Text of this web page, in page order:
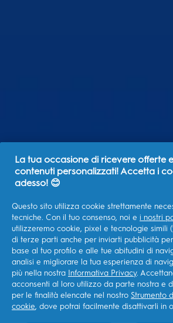
La tua occasione di ricevere offerte e
contenuti personalizzati! Accetta i
adesso! 😊
Questo sito utilizza cookie strettamente
tecniche. Con il tuo consenso, noi e i nostri
utilizzeremo cookie, pixel e tecnologie simili
di terze parti anche per inviarti pubblicità
base al tuo profilo e alle tue abitudini di
analisi e migliorare la tua esperienza di
più nella nostra Informativa Privacy.
acconsenti al loro utilizzo da parte nostra e
per le finalità elencate nel nostro Strumento
cookie, dove potrai facilmente disattivarli in